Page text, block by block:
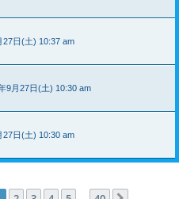
27日(土) 10:37 am
9月27日(土) 10:30 am
27日(土) 10:30 am